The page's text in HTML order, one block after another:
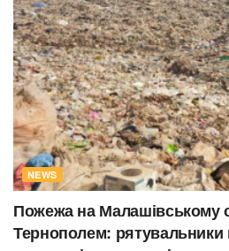
NEWS
Пожежа на Малашівському
Тернополем: рятувальники